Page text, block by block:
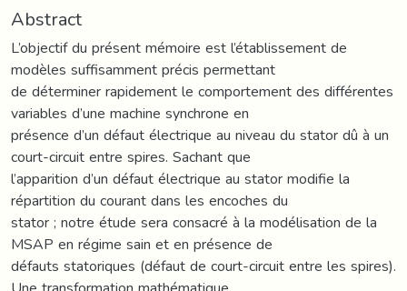
Abstract
L’objectif du présent mémoire est l’établissement de
modèles suffisamment précis permettant
de déterminer rapidement le comportement des différentes
variables d’une machine synchrone en
présence d’un défaut électrique au niveau du stator dû à un
court-circuit entre spires. Sachant que
l’apparition d’un défaut électrique au stator modifie la
répartition du courant dans les encoches du
stator ; notre étude sera consacré à la modélisation de la
MSAP en régime sain et en présence de
défauts statoriques (défaut de court-circuit entre les spires).